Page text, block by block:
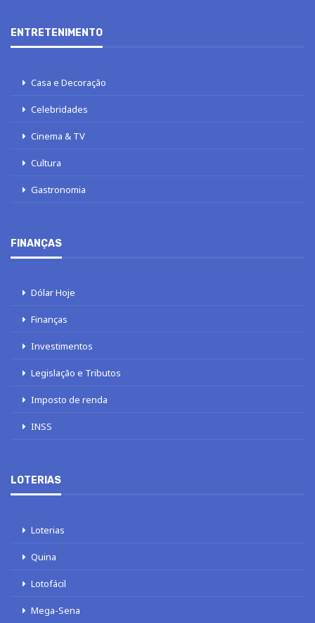
ENTRETENIMENTO
Casa e Decoração
Celebridades
Cinema & TV
Cultura
Gastronomia
FINANÇAS
Dólar Hoje
Finanças
Investimentos
Legislação e Tributos
Imposto de renda
INSS
LOTERIAS
Loterias
Quina
Lotofácil
Mega-Sena